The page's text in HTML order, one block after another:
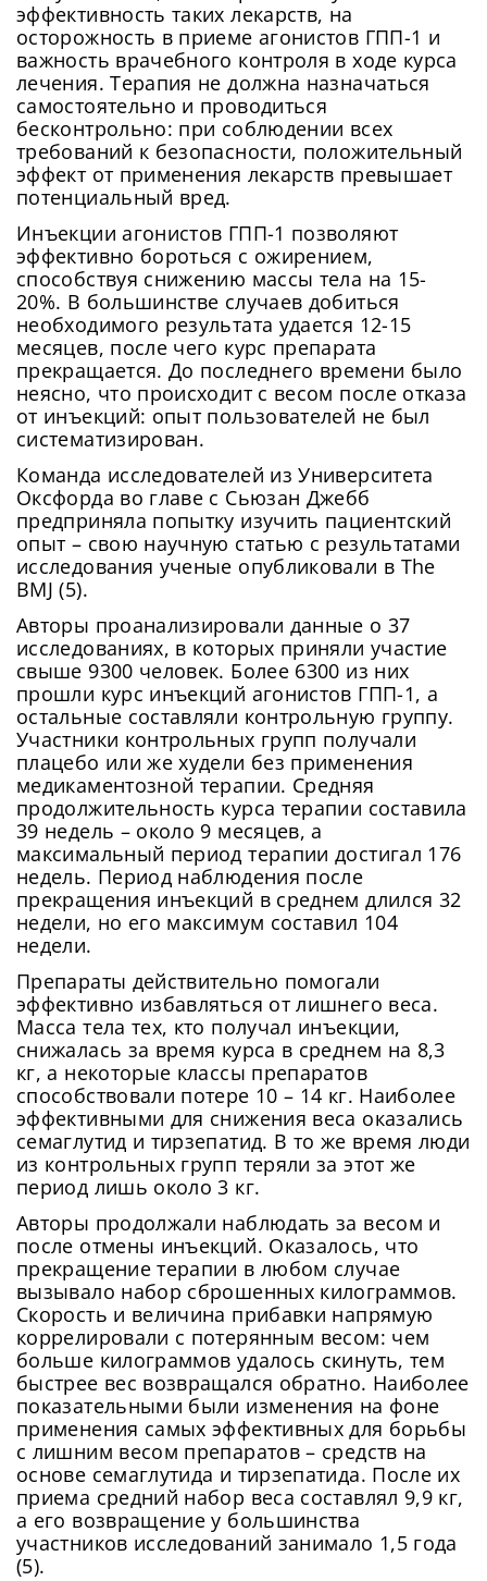
эффективность таких лекарств, на
осторожность в приеме агонистов ГПП-1 и
важность врачебного контроля в ходе курса
лечения. Терапия не должна назначаться
самостоятельно и проводиться
бесконтрольно: при соблюдении всех
требований к безопасности, положительный
эффект от применения лекарств превышает
потенциальный вред.
Инъекции агонистов ГПП-1 позволяют
эффективно бороться с ожирением,
способствуя снижению массы тела на 15-
20%. В большинстве случаев добиться
необходимого результата удается 12-15
месяцев, после чего курс препарата
прекращается. До последнего времени было
неясно, что происходит с весом после отказа
от инъекций: опыт пользователей не был
систематизирован.
Команда исследователей из Университета
Оксфорда во главе с Сьюзан Джебб
предприняла попытку изучить пациентский
опыт – свою научную статью с результатами
исследования ученые опубликовали в The
BMJ (5).
Авторы проанализировали данные о 37
исследованиях, в которых приняли участие
свыше 9300 человек. Более 6300 из них
прошли курс инъекций агонистов ГПП-1, а
остальные составляли контрольную группу.
Участники контрольных групп получали
плацебо или же худели без применения
медикаментозной терапии. Средняя
продолжительность курса терапии составила
39 недель – около 9 месяцев, а
максимальный период терапии достигал 176
недель. Период наблюдения после
прекращения инъекций в среднем длился 32
недели, но его максимум составил 104
недели.
Препараты действительно помогали
эффективно избавляться от лишнего веса.
Масса тела тех, кто получал инъекции,
снижалась за время курса в среднем на 8,3
кг, а некоторые классы препаратов
способствовали потере 10 – 14 кг. Наиболее
эффективными для снижения веса оказались
семаглутид и тирзепатид. В то же время люди
из контрольных групп теряли за этот же
период лишь около 3 кг.
Авторы продолжали наблюдать за весом и
после отмены инъекций. Оказалось, что
прекращение терапии в любом случае
вызывало набор сброшенных килограммов.
Скорость и величина прибавки напрямую
коррелировали с потерянным весом: чем
больше килограммов удалось скинуть, тем
быстрее вес возвращался обратно. Наиболее
показательными были изменения на фоне
применения самых эффективных для борьбы
с лишним весом препаратов – средств на
основе семаглутида и тирзепатида. После их
приема средний набор веса составлял 9,9 кг,
а его возвращение у большинства
участников исследований занимало 1,5 года
(5).